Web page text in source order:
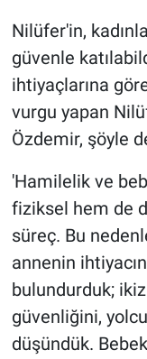
Nilüfer'in,
güvenle
ihtiyaçlarına
vurgu yapan
Özdemir, şöyle
'Hamilelik ve
fiziksel hem de
süreç. Bu
annenin
bulundurduk;
güvenliğini,
düşündük.